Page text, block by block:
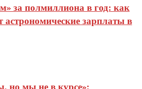
за полмиллиона в год: как
астрономические зарплаты в
но мы не в курсе»: